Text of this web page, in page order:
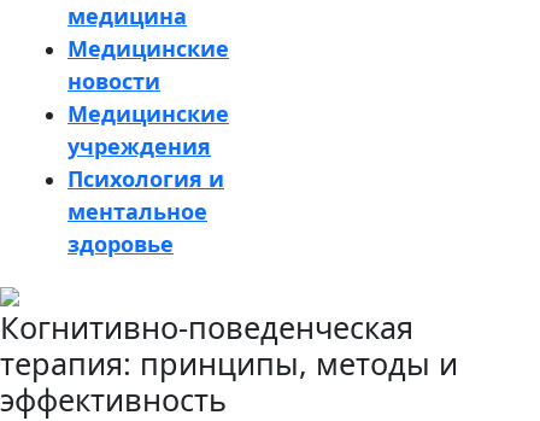
медицина
Медицинские
новости
Медицинские
учреждения
Психология и
ментальное
здоровье
Закрыть
Когнитивно-поведенческая
терапия: принципы, методы и
эффективность